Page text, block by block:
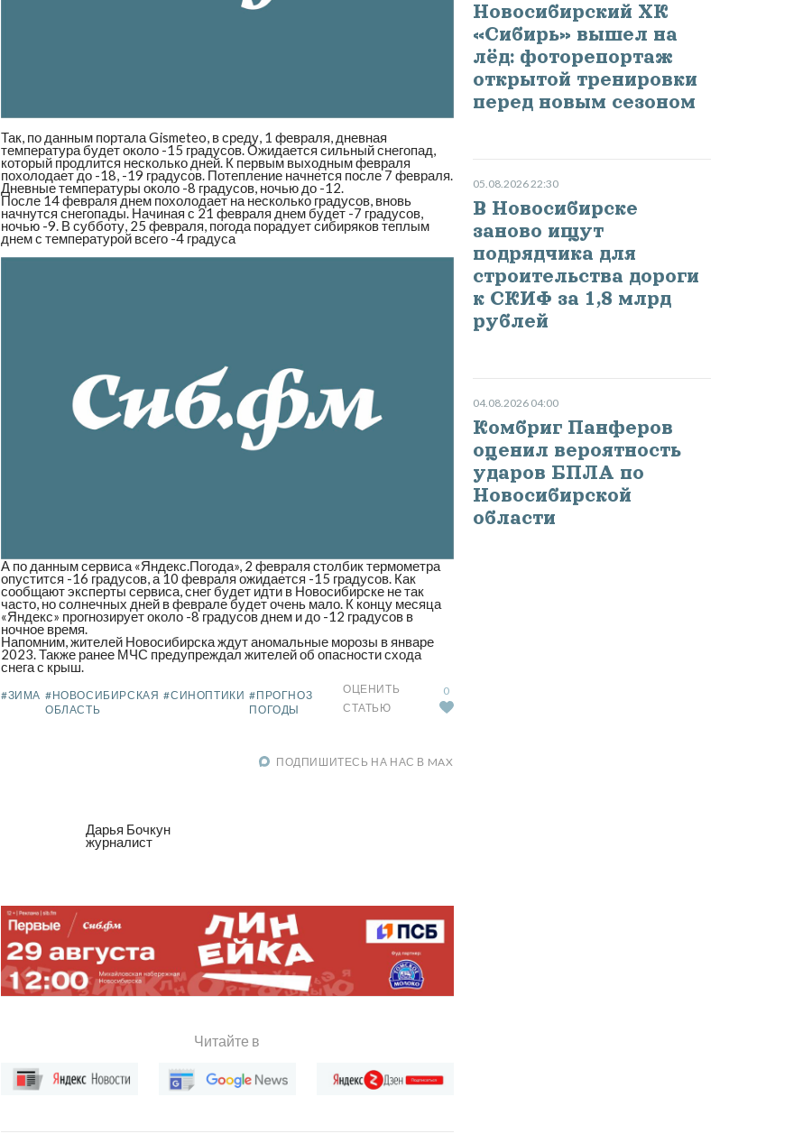
Так, по данным портала Gismeteo, в среду, 1 февраля, дневная
температура будет около -15 градусов. Ожидается сильный снегопад,
который продлится несколько дней. К первым выходным февраля
похолодает до -18, -19 градусов. Потепление начнется после 7 февраля.
Дневные температуры около -8 градусов, ночью до -12.
После 14 февраля днем похолодает на несколько градусов, вновь
начнутся снегопады. Начиная с 21 февраля днем будет -7 градусов,
ночью -9. В субботу, 25 февраля, погода порадует сибиряков теплым
днем с температурой всего -4 градуса
А по данным сервиса «Яндекс.Погода», 2 февраля столбик термометра
опустится -16 градусов, а 10 февраля ожидается -15 градусов. Как
сообщают эксперты сервиса, снег будет идти в Новосибирске не так
часто, но солнечных дней в феврале будет очень мало. К концу месяца
«Яндекс» прогнозирует около -8 градусов днем и до -12 градусов в
ночное время.
Напомним, жителей Новосибирска ждутаномальные морозы в январе
2023. Также ранее МЧС предупреждал жителей об опасности схода
снега с крыш.
#ЗИМА #НОВОСИБИРСКАЯ
ОБЛАСТЬ
#СИНОПТИКИ #ПРОГНОЗ
ПОГОДЫ
ОЦЕНИТЬ
СТАТЬЮ
0
ПОДПИШИТЕСЬ НА НАС В MAX
Дарья Бочкун
журналист
Читайте в
Новосибирский ХК
«Сибирь» вышел на
лёд: фоторепортаж
открытой тренировки
перед новым сезоном
05.08.2026 22:30
В Новосибирске
заново ищут
подрядчика для
строительства дороги
к СКИФ за 1,8 млрд
рублей
04.08.2026 04:00
Комбриг Панферов
оценил вероятность
ударов БПЛА по
Новосибирской
области